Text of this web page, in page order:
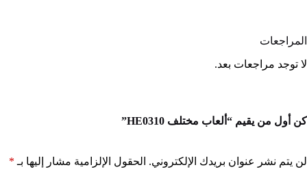
المراجعات
لا توجد مراجعات بعد.
كن أول من يقيم “ألعاب مختلف HE0310”
لن يتم نشر عنوان بريدك الإلكتروني. الحقول الإلزامية مشار إليها بـ *